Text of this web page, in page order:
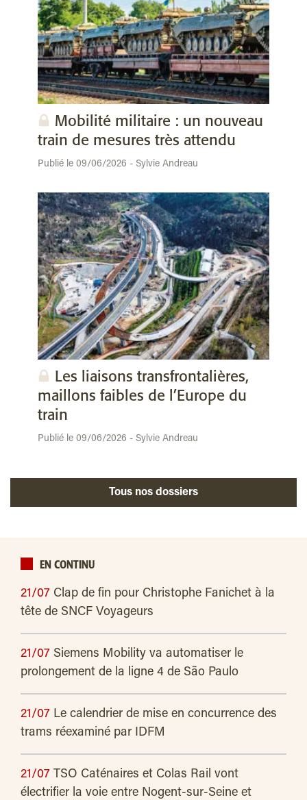
Mobilité militaire : un nouveau
train de mesures très attendu
Publié le 09/06/2026 - Sylvie Andreau
Les liaisons transfrontalières,
maillons faibles de l’Europe du
train
Publié le 09/06/2026 - Sylvie Andreau
Tous nos dossiers
EN CONTINU
21/07 Clap de fin pour Christophe Fanichet à la
tête de SNCF Voyageurs
21/07 Siemens Mobility va automatiser le
prolongement de la ligne 4 de São Paulo
21/07 Le calendrier de mise en concurrence des
trams réexaminé par IDFM
21/07 TSO Caténaires et Colas Rail vont
électrifier la voie entre Nogent-sur-Seine et